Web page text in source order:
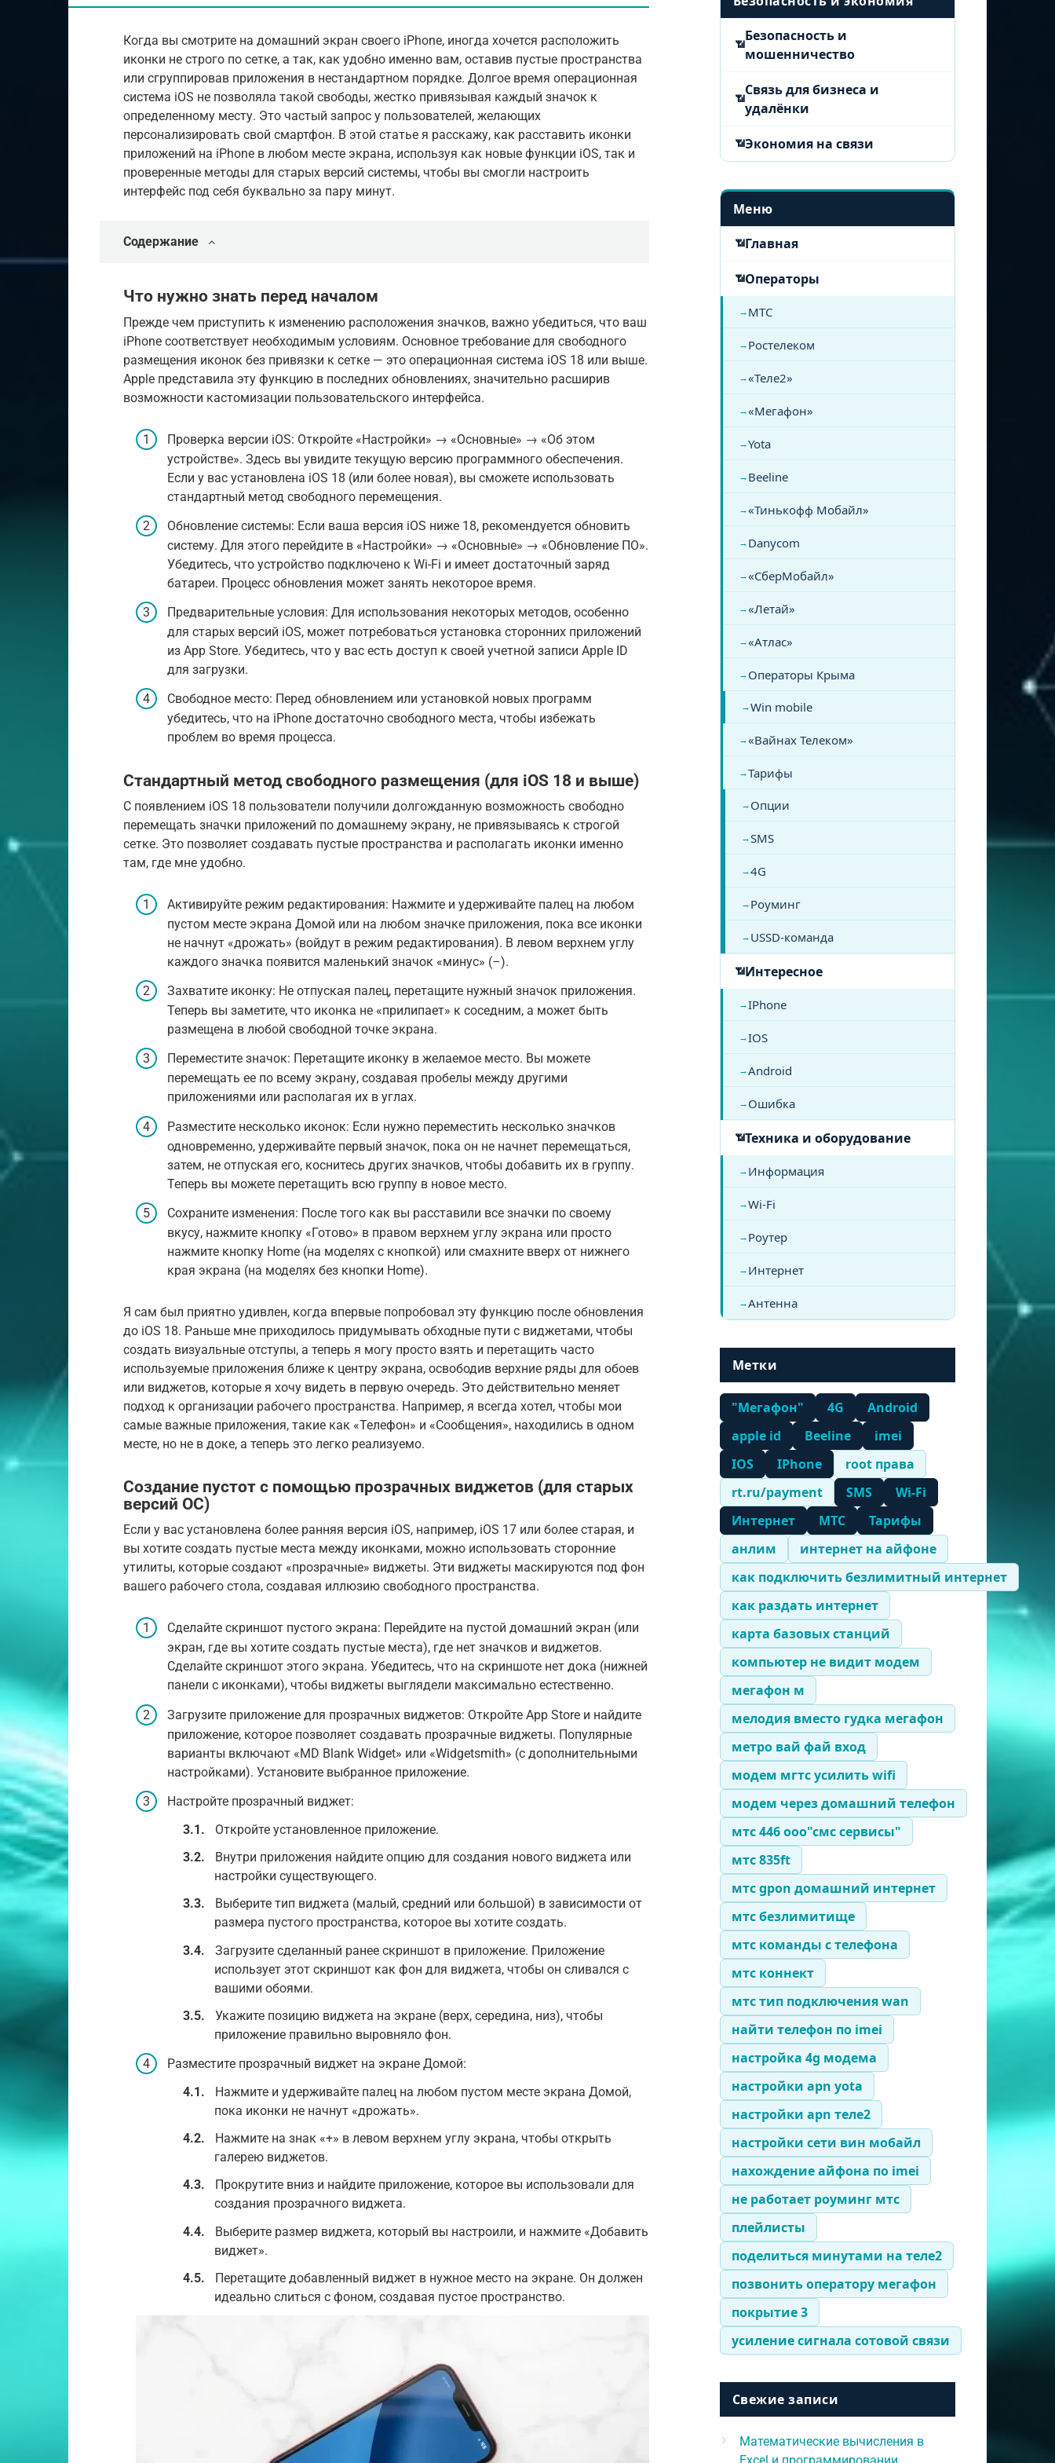
Когда вы смотрите на домашний экран своего iPhone, иногда хочется расположить
иконки не строго по сетке, а так, как удобно именно вам, оставив пустые пространства
или сгруппировав приложения в нестандартном порядке. Долгое время операционная
система iOS не позволяла такой свободы, жестко привязывая каждый значок к
определенному месту. Это частый запрос у пользователей, желающих
персонализировать свой смартфон. В этой статье я расскажу, как расставить иконки
приложений на iPhone в любом месте экрана, используя как новые функции iOS, так и
проверенные методы для старых версий системы, чтобы вы смогли настроить
интерфейс под себя буквально за пару минут.
Содержание
Что нужно знать перед началом
Прежде чем приступить к изменению расположения значков, важно убедиться, что ваш
iPhone соответствует необходимым условиям. Основное требование для свободного
размещения иконок без привязки к сетке — это операционная система iOS 18 или выше.
Apple представила эту функцию в последних обновлениях, значительно расширив
возможности кастомизации пользовательского интерфейса.
Проверка версии iOS: Откройте «Настройки» → «Основные» → «Об этом
устройстве». Здесь вы увидите текущую версию программного обеспечения.
Если у вас установлена iOS 18 (или более новая), вы сможете использовать
стандартный метод свободного перемещения.
Обновление системы: Если ваша версия iOS ниже 18, рекомендуется обновить
систему. Для этого перейдите в «Настройки» → «Основные» → «Обновление ПО».
Убедитесь, что устройство подключено к Wi-Fi и имеет достаточный заряд
батареи. Процесс обновления может занять некоторое время.
Предварительные условия: Для использования некоторых методов, особенно
для старых версий iOS, может потребоваться установка сторонних приложений
из App Store. Убедитесь, что у вас есть доступ к своей учетной записи Apple ID
для загрузки.
Свободное место: Перед обновлением или установкой новых программ
убедитесь, что на iPhone достаточно свободного места, чтобы избежать
проблем во время процесса.
Стандартный метод свободного размещения (для iOS 18 и выше)
С появлением iOS 18 пользователи получили долгожданную возможность свободно
перемещать значки приложений по домашнему экрану, не привязываясь к строгой
сетке. Это позволяет создавать пустые пространства и располагать иконки именно
там, где мне удобно.
Активируйте режим редактирования: Нажмите и удерживайте палец на любом
пустом месте экрана Домой или на любом значке приложения, пока все иконки
не начнут «дрожать» (войдут в режим редактирования). В левом верхнем углу
каждого значка появится маленький значок «минус» (–).
Захватите иконку: Не отпуская палец, перетащите нужный значок приложения.
Теперь вы заметите, что иконка не «прилипает» к соседним, а может быть
размещена в любой свободной точке экрана.
Переместите значок: Перетащите иконку в желаемое место. Вы можете
перемещать ее по всему экрану, создавая пробелы между другими
приложениями или располагая их в углах.
Разместите несколько иконок: Если нужно переместить несколько значков
одновременно, удерживайте первый значок, пока он не начнет перемещаться,
затем, не отпуская его, коснитесь других значков, чтобы добавить их в группу.
Теперь вы можете перетащить всю группу в новое место.
Сохраните изменения: После того как вы расставили все значки по своему
вкусу, нажмите кнопку «Готово» в правом верхнем углу экрана или просто
нажмите кнопку Home (на моделях с кнопкой) или смахните вверх от нижнего
края экрана (на моделях без кнопки Home).
Я сам был приятно удивлен, когда впервые попробовал эту функцию после обновления
до iOS 18. Раньше мне приходилось придумывать обходные пути с виджетами, чтобы
создать визуальные отступы, а теперь я могу просто взять и перетащить часто
используемые приложения ближе к центру экрана, освободив верхние ряды для обоев
или виджетов, которые я хочу видеть в первую очередь. Это действительно меняет
подход к организации рабочего пространства. Например, я всегда хотел, чтобы мои
самые важные приложения, такие как «Телефон» и «Сообщения», находились в одном
месте, но не в доке, а теперь это легко реализуемо.
Создание пустот с помощью прозрачных виджетов (для старых
версий ОС)
Если у вас установлена более ранняя версия iOS, например, iOS 17 или более старая, и
вы хотите создать пустые места между иконками, можно использовать сторонние
утилиты, которые создают «прозрачные» виджеты. Эти виджеты маскируются под фон
вашего рабочего стола, создавая иллюзию свободного пространства.
Сделайте скриншот пустого экрана: Перейдите на пустой домашний экран (или
экран, где вы хотите создать пустые места), где нет значков и виджетов.
Сделайте скриншот этого экрана. Убедитесь, что на скриншоте нет дока (нижней
панели с иконками), чтобы виджеты выглядели максимально естественно.
Загрузите приложение для прозрачных виджетов: Откройте App Store и найдите
приложение, которое позволяет создавать прозрачные виджеты. Популярные
варианты включают «MD Blank Widget» или «Widgetsmith» (с дополнительными
настройками). Установите выбранное приложение.
Настройте прозрачный виджет:
Откройте установленное приложение.
Внутри приложения найдите опцию для создания нового виджета или
настройки существующего.
Выберите тип виджета (малый, средний или большой) в зависимости от
размера пустого пространства, которое вы хотите создать.
Загрузите сделанный ранее скриншот в приложение. Приложение
использует этот скриншот как фон для виджета, чтобы он сливался с
вашими обоями.
Укажите позицию виджета на экране (верх, середина, низ), чтобы
приложение правильно выровняло фон.
Разместите прозрачный виджет на экране Домой:
Нажмите и удерживайте палец на любом пустом месте экрана Домой,
пока иконки не начнут «дрожать».
Нажмите на знак «+» в левом верхнем углу экрана, чтобы открыть
галерею виджетов.
Прокрутите вниз и найдите приложение, которое вы использовали для
создания прозрачного виджета.
Выберите размер виджета, который вы настроили, и нажмите «Добавить
виджет».
Перетащите добавленный виджет в нужное место на экране. Он должен
идеально слиться с фоном, создавая пустое пространство.
Безопасность и
мошенничество
Связь для бизнеса и
удалёнки
Экономия на связи
Меню
Главная
Операторы
МТС
Ростелеком
«Теле2»
«Мегафон»
Yota
Beeline
«Тинькофф Мобайл»
Danycom
«СберМобайл»
«Летай»
«Атлас»
Операторы Крыма
Win mobile
«Вайнах Телеком»
Тарифы
Опции
SMS
4G
Роуминг
USSD-команда
Интересное
IPhone
IOS
Android
Ошибка
Техника и оборудование
Информация
Wi-Fi
Роутер
Интернет
Антенна
Метки
"Мегафон" 4G
Android
apple id
Beeline
imei
IOS
IPhone
root права
rt.ru/payment
SMS
Wi-Fi
Интернет
МТС
Тарифы
анлим
интернет на айфоне
как подключить безлимитный интернет
как раздать интернет
карта базовых станций
компьютер не видит модем
мегафон м
мелодия вместо гудка мегафон
метро вай фай вход
модем мгтс усилить wifi
модем через домашний телефон
мтс 446 ооо"смс сервисы"
мтс 835ft
мтс gpon домашний интернет
мтс безлимитище
мтс команды с телефона
мтс коннект
мтс тип подключения wan
найти телефон по imei
настройка 4g модема
настройки apn yota
настройки apn теле2
настройки сети вин мобайл
нахождение айфона по imei
не работает роуминг мтс
плейлисты
поделиться минутами на теле2
позвонить оператору мегафон
покрытие 3
усиление сигнала сотовой связи
Свежие записи
Математические вычисления в